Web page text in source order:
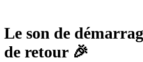
Le son de
de retour 🎉